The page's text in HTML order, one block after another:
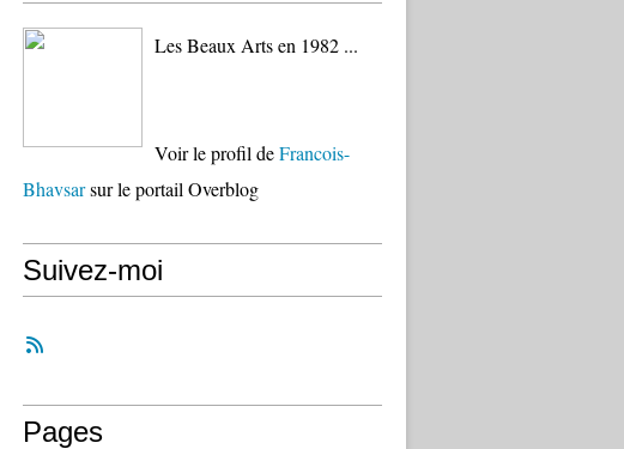
Les Beaux Arts en 1982 ...
Voir le profil deFrancois-
Bhavsarsur le portail Overblog
Suivez-moi
Pages